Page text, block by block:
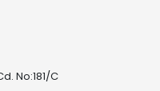
No:181/C